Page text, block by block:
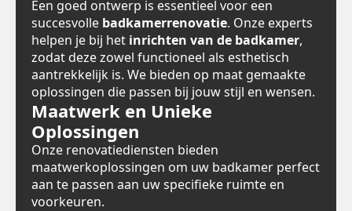
Een goed ontwerp is essentieel voor een
succesvolle badkamerrenovatie. Onze experts
helpen je bij het inrichten van de badkamer,
zodat deze zowel functioneel als esthetisch
aantrekkelijk is. We bieden op maat gemaakte
oplossingen die passen bij jouw stijl en wensen.
Maatwerk en Unieke
Oplossingen
Onze renovatiediensten bieden
maatwerkoplossingen om uw badkamer perfect
aan te passen aan uw specifieke ruimte en
voorkeuren.